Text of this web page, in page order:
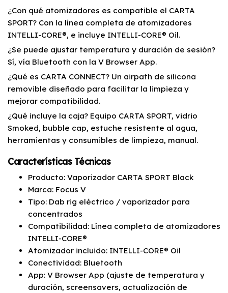
¿Con qué atomizadores es compatible el CARTA
SPORT? Con la línea completa de atomizadores
INTELLI-CORE®, e incluye INTELLI-CORE® Oil.
¿Se puede ajustar temperatura y duración de sesión?
Sí, vía Bluetooth con la V Browser App.
¿Qué es CARTA CONNECT? Un airpath de silicona
removible diseñado para facilitar la limpieza y
mejorar compatibilidad.
¿Qué incluye la caja? Equipo CARTA SPORT, vidrio
Smoked, bubble cap, estuche resistente al agua,
herramientas y consumibles de limpieza, manual.
Características Técnicas
Producto: Vaporizador CARTA SPORT Black
Marca: Focus V
Tipo: Dab rig eléctrico / vaporizador para
concentrados
Compatibilidad: Línea completa de atomizadores
INTELLI-CORE®
Atomizador incluido: INTELLI-CORE® Oil
Conectividad: Bluetooth
App: V Browser App (ajuste de temperatura y
duración, screensavers, actualización de